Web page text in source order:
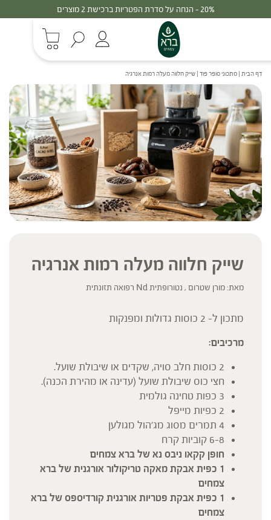
30% - הנחה על סדרת הפטריות ברכישת 3 מוצרים
דף הבית | מתכוני סופר פוד | שייק חלווה מעלה רמות אנרגיה
שייק חלווה מעלה רמות אנרגיה
מאת: מורן שטרום , נטורופתית Nd רפואה תזונתית
מתכון ל- 2 כוסות גדולות ומפנקות
מרכיבים:
2 כוסות חלב סויה, שקדים או שיבולת שועל.
חצי כוס שיבולת שועל (עדינה או מהירת הכנה).
3 כפות טחינה גולמית
2 כפיות מייפל
4 תמרים מסוג מג'הול מגולען
6-8 קוביות קרח
חופן קקאו ניבס נא של ברא צמחים
1 כפית אבקת מאקה טריקולור אורגנית של ברא
צמחים
1 כפית אבקת פטריות אורגנית קורדיספס של ברא
צמחים